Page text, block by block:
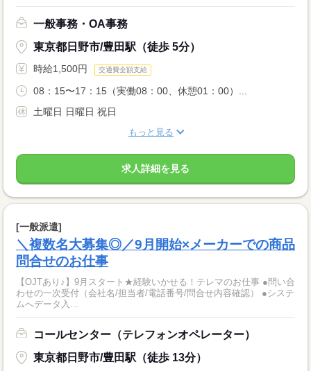
一般事務・OA事務
東京都日野市/豊田駅（徒歩 5分）
時給1,500円 交通費全額支給
08：15〜17：15（実働08：00、休憩01：00）...
土曜日 日曜日 祝日
もっと見る
求人詳細を見る
[一般派遣]
＼複数名大募集◎／9月開始×メーカーでの商品
問合せのお仕事
【OJTあり♪】9月スタート★経験いかせる！テレマのお仕事 ●問い合
わせの一次受付（会社名/担当者/電話番号/問合せ内容確認） ●システ
ムへデータ入...
コールセンター（テレフォンオペレーター）
東京都日野市/豊田駅（徒歩 13分）